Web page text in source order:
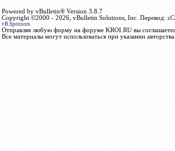
Powered by vBulletin® Version 3.8.7
Copyright ©2000 - 2026, vBulletin Solutions, Inc. Перевод:
vB.Sponsors
Отправляя любую форму на форуме KROI.RU вы
Все материалы могут использоваться при указании